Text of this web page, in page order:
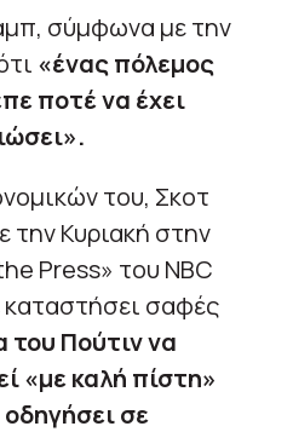
σύμφωνα με την
«ένας πόλεμος
ποτέ να έχει
του, Σκοτ
Κυριακή στην
Press» του NBC
καταστήσει σαφές
του Πούτιν να
«με καλή πίστη»
σε